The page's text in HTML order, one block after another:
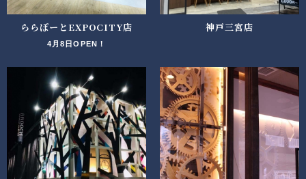
ららぽーとEXPOCITY店
4月8日OPEN！
神戸三宮店